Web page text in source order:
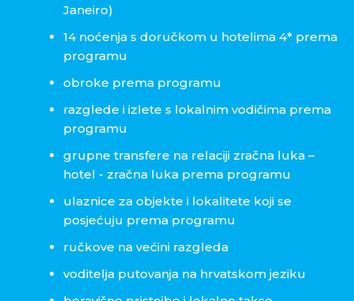
Janeiro)
14 noćenja s doručkom u hotelima 4* prema
programu
obroke prema programu
razglede i izlete s lokalnim vodičima prema
programu
grupne transfere na relaciji zračna luka –
hotel - zračna luka prema programu
ulaznice za objekte i lokalitete koji se
posjećuju prema programu
ručkove na većini razgleda
voditelja putovanja na hrvatskom jeziku